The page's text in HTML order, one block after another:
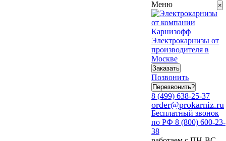
Меню
Электрокарнизы от
производителя в
Москве
Заказать
Позвонить
Перезвонить?
8 (499) 638-25-37
order@prokarniz.ru
Бесплатный звонок
по РФ 8 (800) 600-23-
38
×